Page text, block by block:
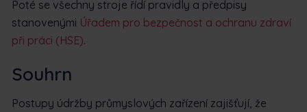
Poté se všechny stroje řídí pravidly a předpisy
stanovenými Úřadem pro bezpečnost a ochranu zdraví
při práci (HSE).
Souhrn
Postupy údržby průmyslových zařízení zajišťují, že